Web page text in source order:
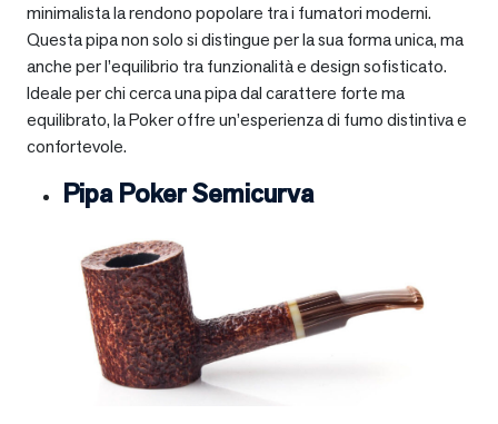
minimalista la rendono popolare tra i fumatori moderni.
Questa pipa non solo si distingue per la sua forma unica, ma
anche per l’equilibrio tra funzionalità e design sofisticato.
Ideale per chi cerca una pipa dal carattere forte ma
equilibrato, la Poker offre un’esperienza di fumo distintiva e
confortevole.
Pipa Poker Semicurva